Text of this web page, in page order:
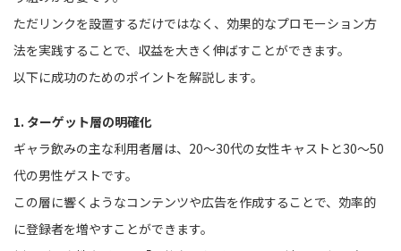
ただリンクを設置するだけではなく、効果的なプロモーション方
法を実践することで、収益を大きく伸ばすことができます。
以下に成功のためのポイントを解説します。
1. ターゲット層の明確化
ギャラ飲みの主な利用者層は、20〜30代の女性キャストと30〜50
代の男性ゲストです。
この層に響くようなコンテンツや広告を作成することで、効率的
に登録者を増やすことができます。